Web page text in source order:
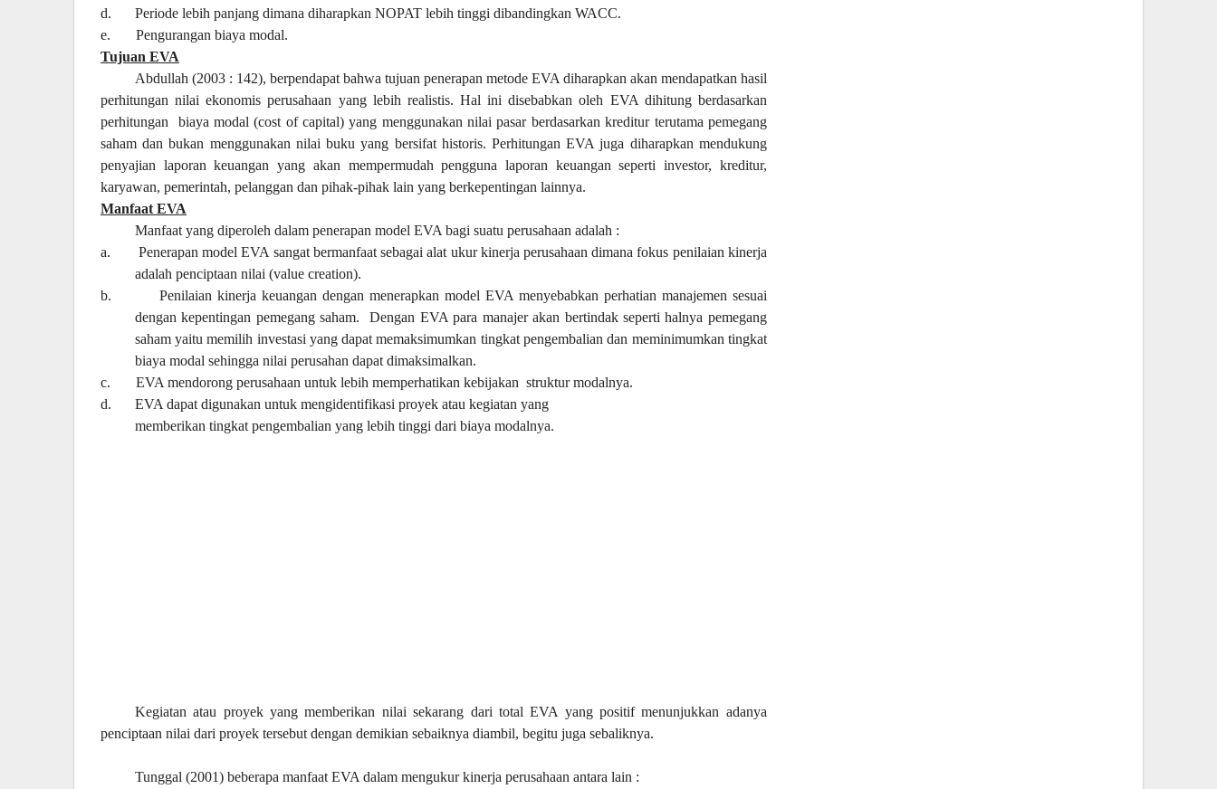
d.
Periode lebih panjang dimana diharapkan NOPAT lebih tinggi dibandingkan WACC.
e.
Pengurangan biaya modal.
Tujuan EVA
Abdullah (2003 : 142), berpendapat bahwa tujuan penerapan metode EVA diharapkan akan mendapatkan hasil
perhitungan nilai ekonomis perusahaan yang lebih realistis. Hal ini disebabkan oleh EVA dihitung berdasarkan
perhitungan
biaya modal (cost of capital) yang menggunakan nilai pasar berdasarkan kreditur terutama pemegang
saham dan bukan menggunakan nilai buku yang bersifat historis. Perhitungan EVA juga diharapkan mendukung
penyajian laporan keuangan yang akan mempermudah pengguna laporan keuangan seperti investor, kreditur,
karyawan, pemerintah, pelanggan dan pihak-pihak lain yang berkepentingan lainnya.
Manfaat EVA
Manfaat yang diperoleh dalam penerapan model EVA bagi suatu perusahaan adalah :
a.
Penerapan model EVA sangat bermanfaat sebagai alat ukur kinerja perusahaan dimana fokus penilaian kinerja
adalah penciptaan nilai (value creation).
b.
Penilaian kinerja keuangan dengan menerapkan model EVA menyebabkan perhatian manajemen sesuai
dengan kepentingan pemegang saham.
Dengan EVA para manajer akan bertindak seperti halnya pemegang
saham yaitu memilih investasi yang dapat memaksimumkan tingkat pengembalian dan meminimumkan tingkat
biaya modal sehingga nilai perusahan dapat dimaksimalkan.
c.
EVA mendorong perusahaan untuk lebih memperhatikan kebijakan struktur modalnya.
d.
EVA dapat digunakan untuk mengidentifikasi proyek atau kegiatan yang
memberikan tingkat pengembalian yang lebih tinggi dari biaya modalnya.
Kegiatan atau proyek yang memberikan nilai sekarang dari total EVA yang positif menunjukkan adanya
penciptaan nilai dari proyek tersebut dengan demikian sebaiknya diambil, begitu juga sebaliknya.
Tunggal (2001) beberapa manfaat EVA dalam mengukur kinerja perusahaan antara lain :